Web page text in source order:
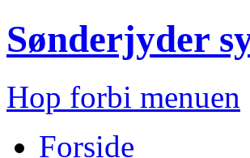
Sønderjyder
Hop forbi menuen
Forside